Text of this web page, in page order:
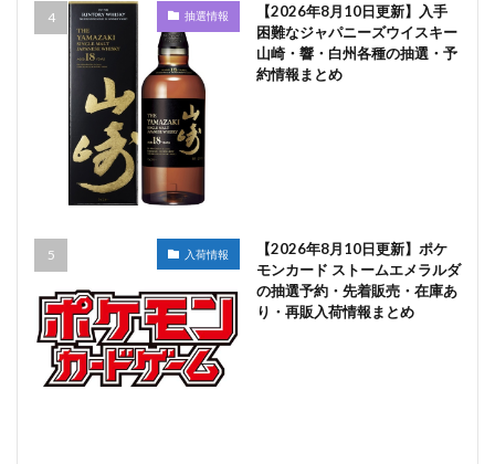
抽選情報
【2026年8月10日更新】入手
困難なジャパニーズウイスキー
山崎・響・白州各種の抽選・予
約情報まとめ
入荷情報
【2026年8月10日更新】ポケ
モンカード ストームエメラルダ
の抽選予約・先着販売・在庫あ
り・再販入荷情報まとめ